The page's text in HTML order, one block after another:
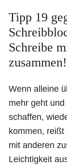
Tipp 19
Schreibe
zusammen!
Wenn alleine
mehr geht
schaffen,
kommen, reißt
mit anderen
Leichtigkeit